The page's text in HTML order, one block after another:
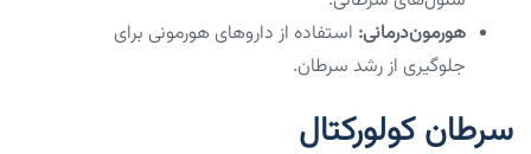
هورمون‌درمانی: استفاده از داروهای هورمونی برای
جلوگیری از رشد سرطان.
سرطان کولورکتال